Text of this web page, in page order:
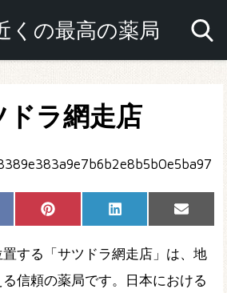
ドラ網走店
Share
on
Pinterest Share
on
LinkedIn
Share
on
Email
する「サツドラ網走店」は、地
信頼の薬局です。日本における